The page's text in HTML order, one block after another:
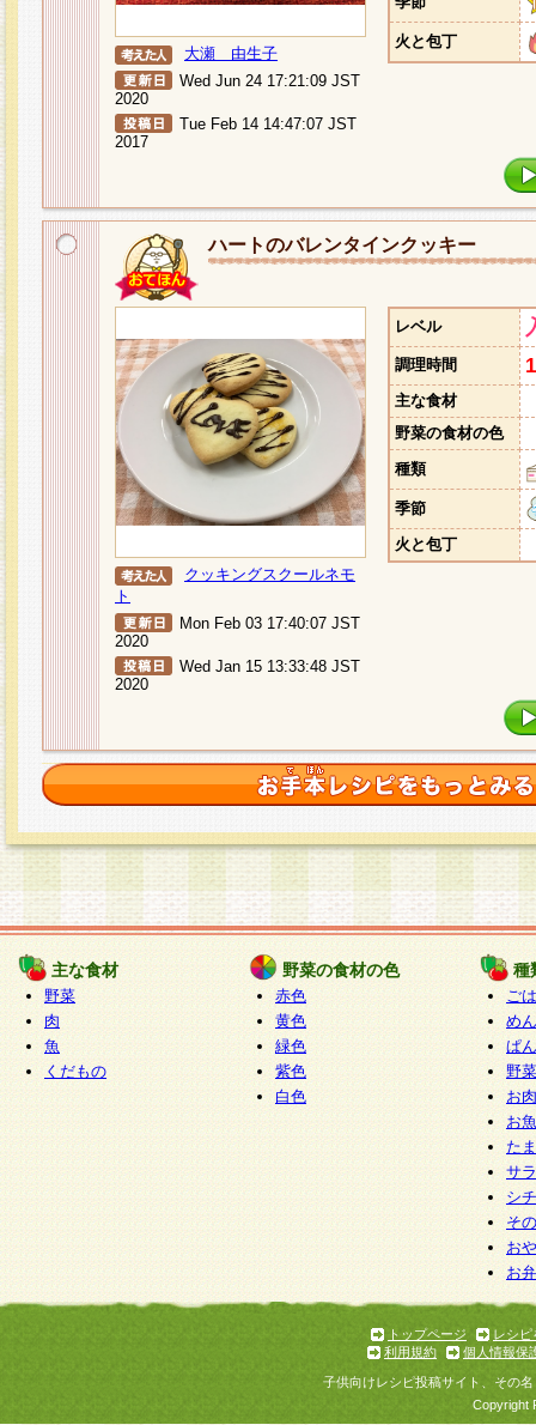
大瀬 由生子
Wed Jun 24 17:21:09 JST
2020
Tue Feb 14 14:47:07 JST
2017
火と包丁
ハートのバレンタインクッキー
クッキングスクールネモ
ト
Mon Feb 03 17:40:07 JST
2020
Wed Jan 15 13:33:48 JST
2020
レベル
調理時間
主な食材
野菜の食材の色
種類
季節
火と包丁
主な食材
野菜
肉
魚
くだもの
野菜の食材の色
赤色
黄色
緑色
紫色
白色
種
ご
めん
ぱん
野
お
お
た
サ
シ
そ
お
お
トップページ
レシピ
利用規約
個人情報保
子供向けレシピ投稿サイト、その
Copyright